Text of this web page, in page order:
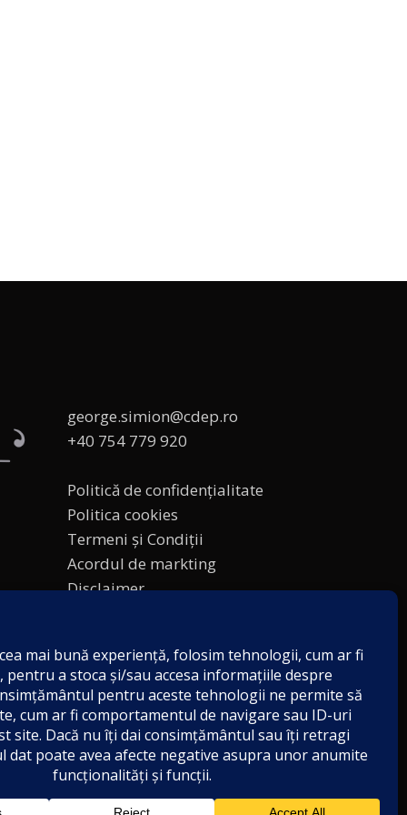
george.simion@cdep.ro
+40 754 779 920
Politică de confidențialitate
Politica cookies
Termeni și Condiții
Acordul de markting
Disclaimer